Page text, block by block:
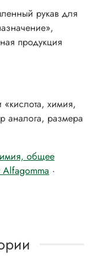
рукав для
продукция
«кислота, химия,
аналога, размера
общее
Alfagomma ·